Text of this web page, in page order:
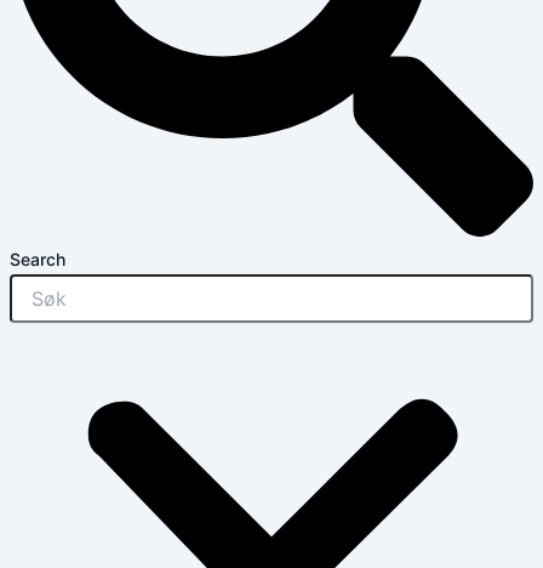
Search